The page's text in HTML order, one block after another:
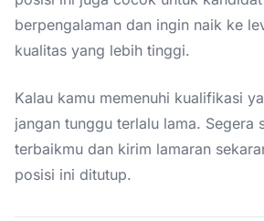
berpengalaman dan ingin naik ke
kualitas yang lebih tinggi.
Kalau kamu memenuhi kualifikasi
jangan tunggu terlalu lama. Segera
terbaikmu dan kirim lamaran
posisi ini ditutup.